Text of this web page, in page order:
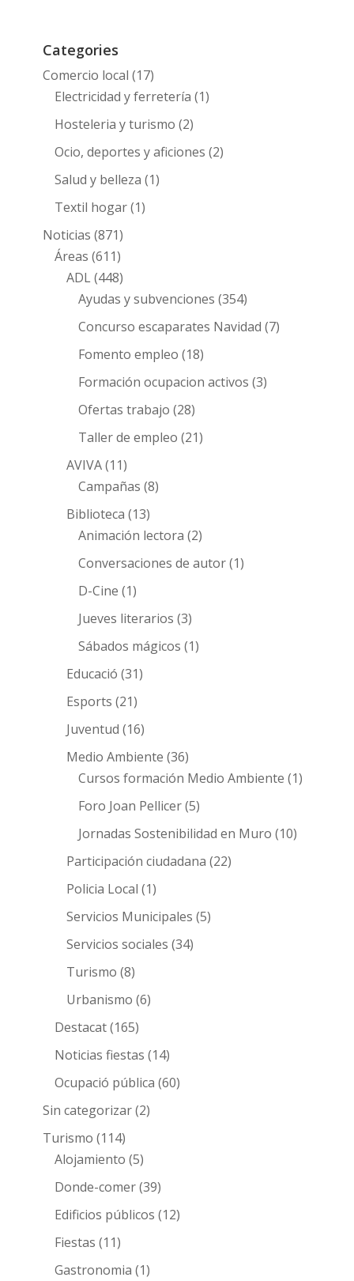
Categories
Comercio local (17)
Electricidad y ferretería (1)
Hosteleria y turismo (2)
Ocio, deportes y aficiones (2)
Salud y belleza (1)
Textil hogar(1)
Noticias (871)
Áreas (611)
ADL(448)
Ayudas y subvenciones (354)
Concurso escaparates Navidad (7)
Fomento empleo (18)
Formación ocupacion activos (3)
Ofertas trabajo (28)
Taller de empleo (21)
AVIVA(11)
Campañas (8)
Biblioteca (13)
Animación lectora (2)
Conversaciones de autor(1)
D-Cine (1)
Jueves literarios (3)
Sábados mágicos (1)
Educació (31)
Esports (21)
Juventud (16)
Medio Ambiente (36)
Cursos formación Medio Ambiente (1)
Foro Joan Pellicer(5)
Jornadas Sostenibilidad en Muro (10)
Participación ciudadana (22)
Policia Local (1)
Servicios Municipales (5)
Servicios sociales (34)
Turismo (8)
Urbanismo (6)
Destacat(165)
Noticias fiestas (14)
Ocupació pública (60)
Sin categorizar(2)
Turismo (114)
Alojamiento (5)
Donde-comer(39)
Edificios públicos (12)
Fiestas (11)
Gastronomia (1)